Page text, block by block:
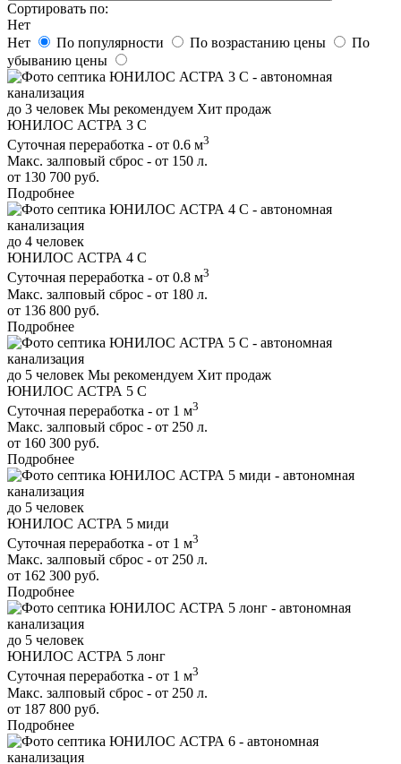
Сортировать по:
Нет
Нет
По популярности По возрастанию цены
По
убыванию цены
до 3 человек Мы рекомендуем Хит продаж
ЮНИЛОС АСТРА 3 С
Суточная переработка - от 0.6 м3
Макс. залповый сброс - от 150 л.
от 130 700 руб.
Подробнее
до 4 человек
ЮНИЛОС АСТРА 4 С
Суточная переработка - от 0.8 м3
Макс. залповый сброс - от 180 л.
от 136 800 руб.
Подробнее
до 5 человек Мы рекомендуем Хит продаж
ЮНИЛОС АСТРА 5 С
Суточная переработка - от 1 м3
Макс. залповый сброс - от 250 л.
от 160 300 руб.
Подробнее
до 5 человек
ЮНИЛОС АСТРА 5 миди
Суточная переработка - от 1 м3
Макс. залповый сброс - от 250 л.
от 162 300 руб.
Подробнее
до 5 человек
ЮНИЛОС АСТРА 5 лонг
Суточная переработка - от 1 м3
Макс. залповый сброс - от 250 л.
от 187 800 руб.
Подробнее